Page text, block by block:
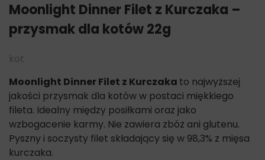
Moonlight Dinner Filet z Kurczaka –
przysmak dla kotów 22g
kot
Moonlight Dinner Filet z Kurczaka to najwyższej
jakości przysmak dla kotów w postaci miękkiego
fileta. Idealny między posiłkami oraz jako
wzbogacenie karmy. Nie zawiera zbóż ani glutenu.
Pyszny i soczysty filet składający się w 98,3% z mięsa
kurczaka.